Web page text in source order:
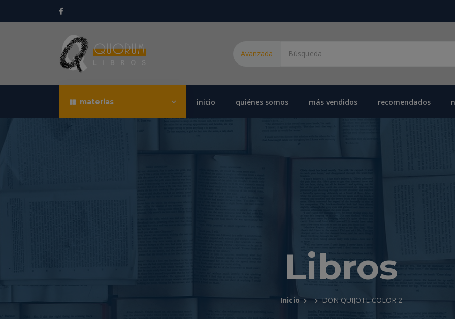
Avanzada
materias inicio quiénes somos más vendidos recomendados
Libros
Inicio DON QUIJOTE COLOR 2